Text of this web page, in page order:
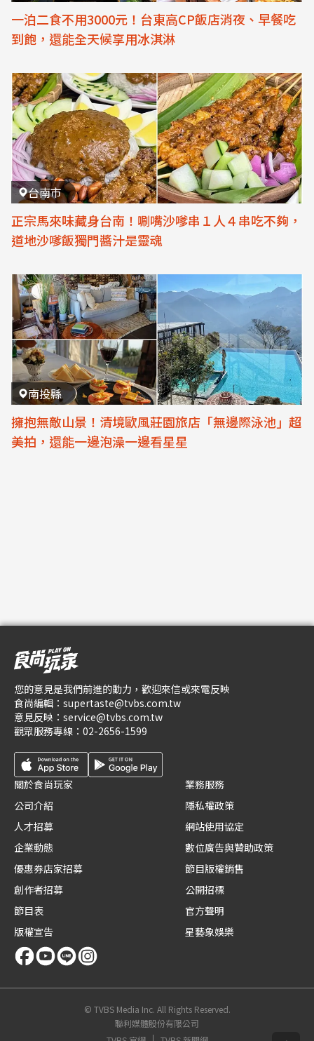
一泊二食不用3000元！台東高CP飯店消夜、早餐吃
到飽，還能全天候享用冰淇淋
台南市
正宗馬來味藏身台南！唰嘴沙嗲串１人４串吃不夠，
道地沙嗲飯獨門醬汁是靈魂
南投縣
擁抱無敵山景！清境歐風莊園旅店「無邊際泳池」超
美拍，還能一邊泡澡一邊看星星
您的意見是我們前進的動力，歡迎來信或來電反映
食尚編輯： supertaste@tvbs.com.tw
意見反映： service@tvbs.com.tw
觀眾服務專線： 02-2656-1599
關於食尚玩家
公司介紹
人才招募
企業動態
優惠券店家招募
創作者招募
節目表
版權宣告
業務服務
隱私權政策
網站使用協定
數位廣告與贊助政策
節目版權銷售
公開招標
官方聲明
星藝象娛樂
© TVBS Media Inc. All Rights Reserved.
聯利媒體股份有限公司